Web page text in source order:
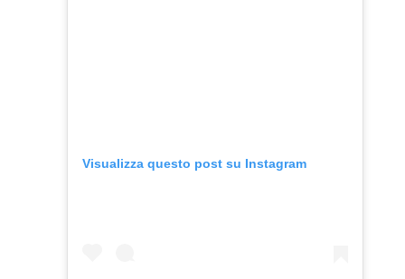
Visualizza questo post su Instagram